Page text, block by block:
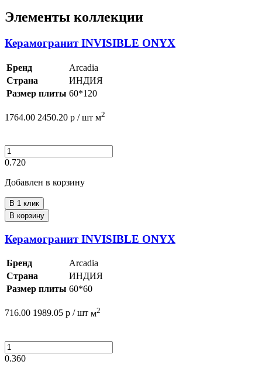
Элементы коллекции
Керамогранит INVISIBLE ONYX
Бренд
Arcadia
Страна
ИНДИЯ
Размер плиты 60*120
1764.00 2450.20 р / шт м2
0.720
Добавлен в корзину
В 1 клик
В корзину
Керамогранит INVISIBLE ONYX
Бренд
Arcadia
Страна
ИНДИЯ
Размер плиты 60*60
716.00 1989.05 р / шт м2
0.360